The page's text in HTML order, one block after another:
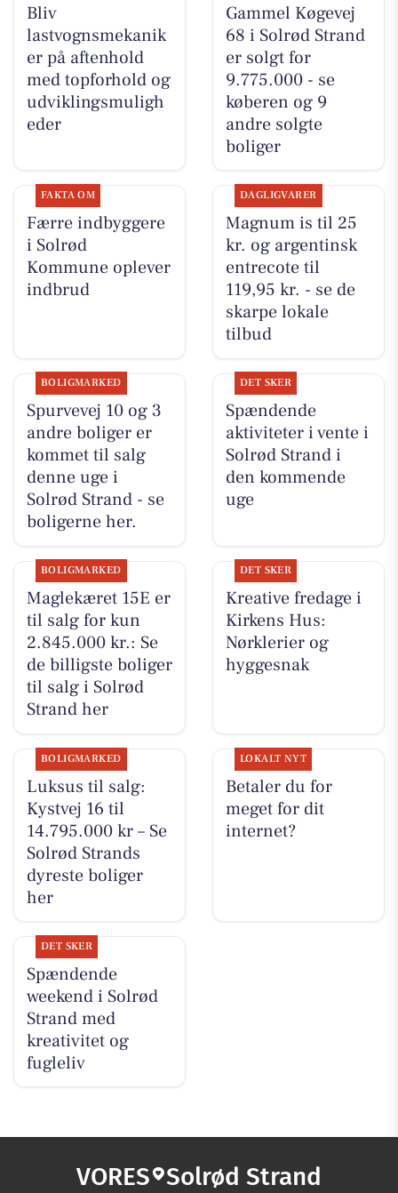
Bliv
lastvognsmekanik
er på aftenhold
med topforhold og
udviklingsmuligh
eder
Gammel Køgevej
68 i Solrød Strand
er solgt for
9.775.000 - se
køberen og 9
andre solgte
boliger
FAKTA OM
Færre indbyggere
i Solrød
Kommune oplever
indbrud
DAGLIGVARER
Magnum is til 25
kr. og argentinsk
entrecote til
119,95 kr. - se de
skarpe lokale
tilbud
BOLIGMARKED
Spurvevej 10 og 3
andre boliger er
kommet til salg
denne uge i
Solrød Strand - se
boligerne her.
DET SKER
Spændende
aktiviteter i vente i
Solrød Strand i
den kommende
uge
BOLIGMARKED
Maglekæret 15E er
til salg for kun
2.845.000 kr.: Se
de billigste boliger
til salg i Solrød
Strand her
DET SKER
Kreative fredage i
Kirkens Hus:
Nørklerier og
hyggesnak
BOLIGMARKED
Luksus til salg:
Kystvej 16 til
14.795.000 kr – Se
Solrød Strands
dyreste boliger
her
LOKALT NYT
Betaler du for
meget for dit
internet?
DET SKER
Spændende
weekend i Solrød
Strand med
kreativitet og
fugleliv
VORES Solrød Strand